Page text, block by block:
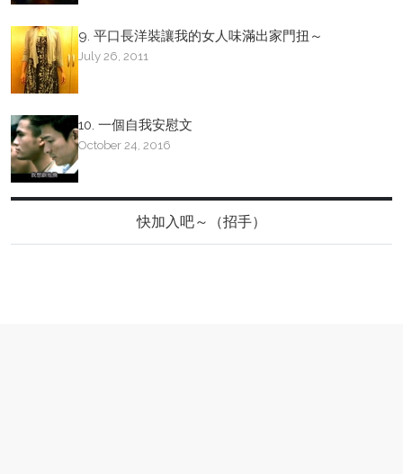
9. 平口長洋裝讓我的女人味滿出家門扭～
July 26, 2011
10. 一個自我安慰文
October 24, 2016
快加入吧～（招手）